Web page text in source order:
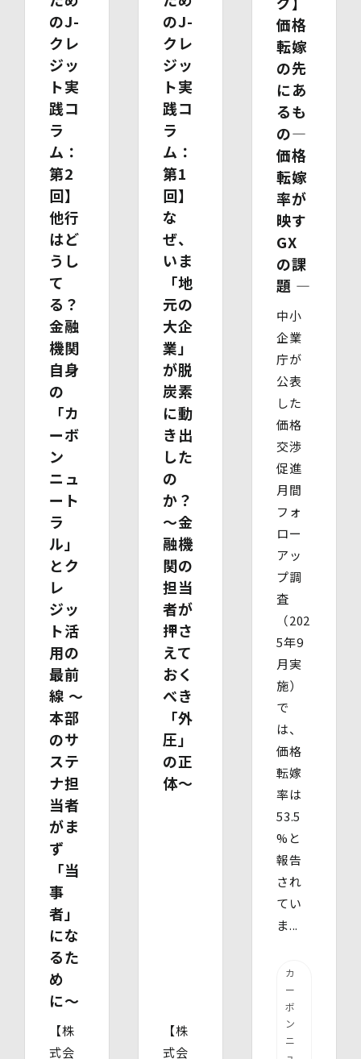
(1)開示等の求めのお申し出先
当社は、開示等の依頼を受け、当該依頼が個人情報保護法
に定める要件を満たす場合には、当社の定める手続に従っ
て速やかに対応します。
開示等のお求めについては、以下のお問い合わせ窓口まで
お申し出ください。
(2)開示等の求めに関するお手続
お申し出受付け後、当社「保有個人情報に関する開示等の
請求書」を送付いたします。 ご記入いただいた「請求
書」と「本人確認書類のコピー」、代理人によるお求めの
場合は「代理人であることを確認する書類」を送付してく
ださい。また、各資料に含まれる本籍地情報は都道府県ま
でとし、それ以降の情報は黒塗り等の処理をしてくださ
い。
・ 本人確認書類の写し（運転免許証、パスポート、健康
保険証、住民票、年金手帳等）
・ 代理人であることを確認する書類
【代理人様が未成年者の法定代理人の場合】
・ 代理人様ご本人の本人確認書類の写し
・ いずれかの写し（戸籍謄本、住民票（続柄の記載され
たもの）、その他法定代理権の確認ができる公的書類）
【代理人様が成年被後見人の法定代理人の場合】
・ 代理人様ご本人の本人確認書類の写し
・ いずれかの写し（成年被後見人であることを証明する
登記事項証明書、その他法定代理権の確認ができる公的書
類）
【委任による代理人様の場合】
・ 委任状
・ ご本人の印鑑証明書（3ヶ月以内に発行されたもの）
・ 委任を受けたご本人の本人確認書類の写し
(3)開示等のご請求の手数料及び徴収方法
1回のお求めにつき1,000円（紙面でのご請求の場合は、
お送りいただく請求書等に郵便為替を同封していただきま
す。その他の方法でご請求いただく場合は、ご請求時にご
相談させていただきます。）
(4)開示等の請求及びお問い合わせ窓口
個人情報保護管理者
株式会社バイウィル 管理部長
・住所：東京都中央区銀座7丁目3番5号 ヒューリック銀座
7丁目ビル 4階
・連絡先：info@bywill.co.jp
【個人情報を与えることの任意性及び当該情報を与えな
かった場合に生じる結果】
個⼈情報を取得する項⽬は、全てご本⼈によってご提供い
ただくものです。
ただし、必要な項⽬をいただけない場合、利⽤⽬的に記載
の諸⼿続⼜は処理に⽀障が⽣じる可能性があります。
のJ-
クレ
ジッ
ト実
践コ
ラ
ム：
第2
回】
他行
はど
うし
て
る？
金融
機関
自身
の
「カ
ーボ
ン
ニュ
ート
ラ
ル」
とク
レ
ジッ
ト活
用の
最前
線 〜
本部
のサ
ステ
ナ担
当者
がま
ず
「当
事
者」
にな
るた
め
に〜
【株
式会
のJ-
クレ
ジッ
ト実
践コ
ラ
ム：
第1
回】
な
ぜ、
いま
「地
元の
大企
業」
が脱
炭素
に動
き出
した
の
か？
〜金
融機
関の
担当
者が
押さ
えて
おく
べき
「外
圧」
の正
体〜
【株
式会
価格
転嫁
の先
にあ
るも
の―
価格
転嫁
率が
映す
GX
の課
題 ―
中小
企業
庁が
公表
した
価格
交渉
促進
月間
フォ
ロー
アッ
プ調
査
（202
5年9
月実
施）
で
は、
価格
転嫁
率は
53.5
%と
報告
され
てい
ま...
カ
ー
ボ
ン
ニ